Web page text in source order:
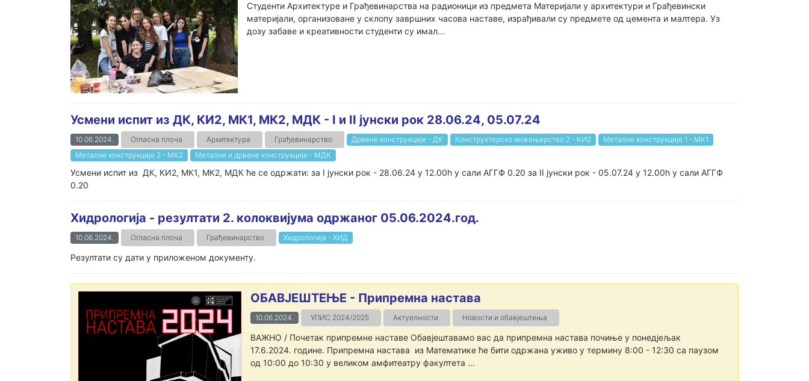
Студенти Архитектуре и Грађевинарства на радионици из предмета Материјали у архитектури и Грађевински
материјали, организоване у склопу завршних часова наставе, израђивали су предмете од цемента и малтера. Уз
дозу забаве и креативности студенти су имал...
Усмени испит из ДК, КИ2, МК1, МК2, МДК - I и II јунски рок 28.06.24, 05.07.24
10.06.2024. Огласна плоча Архитектура Грађевинарство Дрвене конструкције - ДК Конструктерско инжењерство 2 - КИ2
Металне конструкције 1 - МК1
Металне конструкције 2 - МК2
Металне и дрвене конструкције - МДК
Усмени испит из ДК, КИ2, МК1, МК2, МДК ће се одржати: за I јунски рок - 28.06.24 у 12.00h у сали АГГФ 0.20 за II јунски рок - 05.07.24 у 12.00h у сали АГГФ
0.20
Хидрологија - резултати 2. колоквијума одржаног 05.06.2024.год.
10.06.2024. Огласна плоча Грађевинарство Хидрологија - ХИД
Резултати су дати у приложеном документу.
ОБАВЈЕШТЕЊЕ - Припремна настава
10.06.2024. УПИС 2024/2025 Актуелности Новости и обавјештења
ВАЖНО / Почетак припремне наставе Обавјештавамо вас да припремна настава почиње у понедјељак
17.6.2024. године. Припремна настава из Математике ће бити одржана уживо у термину 8:00 - 12:30 са паузом
од 10:00 до 10:30 у великом амфитеатру факултета ...